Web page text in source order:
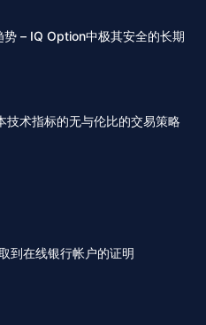
势 – IQ Option中极其安全的长期
技术指标的无与伦比的交易策略
到在线银行帐户的证明